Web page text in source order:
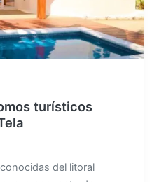
turísticos
del litoral